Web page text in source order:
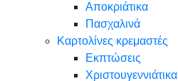
Αποκριάτικα
Πασχαλινά
Καρτολίνες κρεμαστές
Εκπτώσεις
Χριστουγεννιάτικα